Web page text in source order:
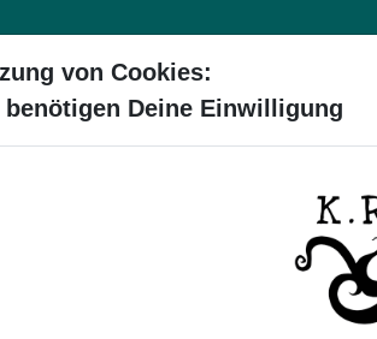
von Cookies:
benötigen Deine Einwilligung
START VEREIN